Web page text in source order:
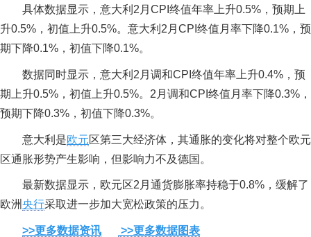
具体数据显示，意大利2月CPI终值年率上升0.5%，预期上
升0.5%，初值上升0.5%。意大利2月CPI终值月率下降0.1%，预
期下降0.1%，初值下降0.1%。
数据同时显示，意大利2月调和CPI终值年率上升0.4%，预
期上升0.5%，初值上升0.5%。2月调和CPI终值月率下降0.3%，
预期下降0.3%，初值下降0.3%。
意大利是欧元区第三大经济体，其通胀的变化将对整个欧元
区通胀形势产生影响，但影响力不及德国。
最新数据显示，欧元区2月通货膨胀率持稳于0.8%，缓解了
欧洲央行采取进一步加大宽松政策的压力。
>>更多数据资讯 >>更多数据图表